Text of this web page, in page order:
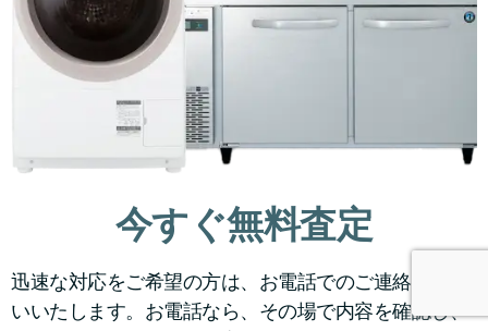
今すぐ無料査定
迅速な対応をご希望の方は、お電話でのご連絡をお願
いいたします。お電話なら、その場で内容を確認し、